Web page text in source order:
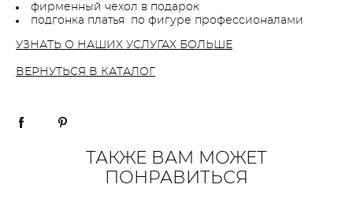
фирменный чехол в подарок
подгонка платья по фигуре профессионалами
УЗНАТЬ О НАШИХ УСЛУГАХ БОЛЬШЕ
ВЕРНУТЬСЯ В КАТАЛОГ
ТАКЖЕ ВАМ МОЖЕТ
ПОНРАВИТЬСЯ